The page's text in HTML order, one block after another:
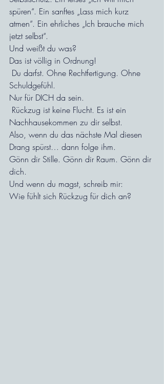
spüren“. Ein sanftes „Lass mich kurz
atmen“. Ein ehrliches „Ich brauche mich
jetzt selbst“.
Und weißt du was?
Das ist völlig in Ordnung!
Du darfst. Ohne Rechtfertigung. Ohne
Schuldgefühl.
Nur für DICH da sein.
Rückzug ist keine Flucht. Es ist ein
Nachhausekommen zu dir selbst.
Also, wenn du das nächste Mal diesen
Drang spürst… dann folge ihm.
Gönn dir Stille. Gönn dir Raum. Gönn dir
dich.
Und wenn du magst, schreib mir:
Wie fühlt sich Rückzug für dich an?